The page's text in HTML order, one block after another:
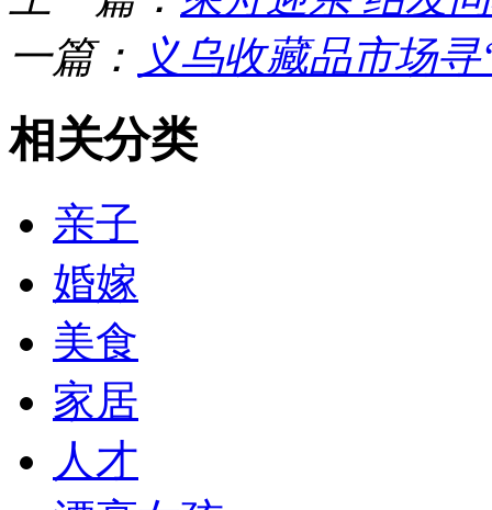
一篇： 义乌收藏品市场
相关分类
亲子
婚嫁
美食
家居
人才